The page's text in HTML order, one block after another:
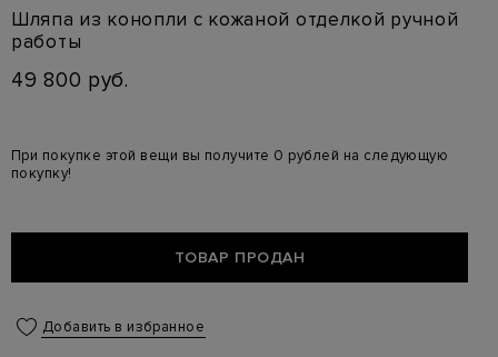
Шляпа из конопли с кожаной отделкой ручной
работы
49 800 руб.
При покупке этой вещи вы получите 0 рублей на следующую
покупку!
ТОВАР ПРОДАН
Добавить в избранное